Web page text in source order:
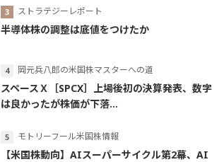
ストラテジーレポート
半導体株の調整は底値をつけたか
岡元兵八郎の米国株マスターへの道
スペースＸ［SPCX］上場後初の決算発表、数字
は良かったが株価が下落...
モトリーフール米国株情報
【米国株動向】AIスーパーサイクル第2幕、AI